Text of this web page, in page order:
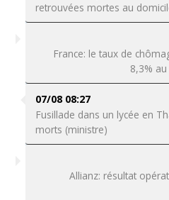
retrouvées mortes au
France: le taux de
8,3%
07/08 08:27
Fusillade dans un lycée en
morts (ministre)
Allianz: résultat